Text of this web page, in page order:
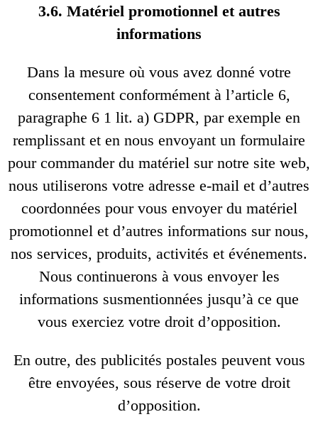
3.6. Matériel promotionnel et autres
informations
Dans la mesure où vous avez donné votre
consentement conformément à l’article 6,
paragraphe 6 1 lit. a) GDPR, par exemple en
remplissant et en nous envoyant un formulaire
pour commander du matériel sur notre site web,
nous utiliserons votre adresse e-mail et d’autres
coordonnées pour vous envoyer du matériel
promotionnel et d’autres informations sur nous,
nos services, produits, activités et événements.
Nous continuerons à vous envoyer les
informations susmentionnées jusqu’à ce que
vous exerciez votre droit d’opposition.
En outre, des publicités postales peuvent vous
être envoyées, sous réserve de votre droit
d’opposition.